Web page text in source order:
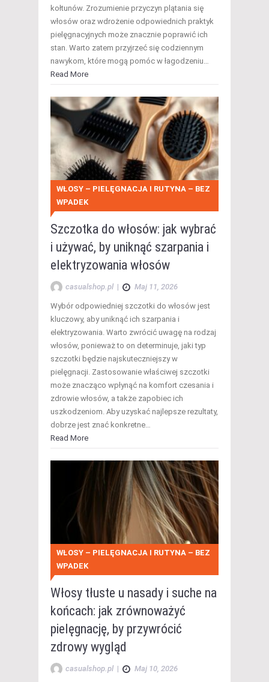
kołtunów. Zrozumienie przyczyn plątania się
włosów oraz wdrożenie odpowiednich praktyk
pielęgnacyjnych może znacznie poprawić ich
stan. Warto zatem przyjrzeć się codziennym
nawykom, które mogą pomóc w łagodzeniu…
Read More
WŁOSY – PIELĘGNACJA I RUTYNA – BEZ
WPADEK
Szczotka do włosów: jak wybrać
i używać, by uniknąć szarpania i
elektryzowania włosów
casualshop.pl | Maj 11, 2026
Wybór odpowiedniej szczotki do włosów jest
kluczowy, aby uniknąć ich szarpania i
elektryzowania. Warto zwrócić uwagę na rodzaj
włosów, ponieważ to on determinuje, jaki typ
szczotki będzie najskuteczniejszy w
pielęgnacji. Zastosowanie właściwej szczotki
może znacząco wpłynąć na komfort czesania i
zdrowie włosów, a także zapobiec ich
uszkodzeniom. Aby uzyskać najlepsze rezultaty,
dobrze jest znać konkretne…
Read More
WŁOSY – PIELĘGNACJA I RUTYNA – BEZ
WPADEK
Włosy tłuste u nasady i suche na
końcach: jak zrównoważyć
pielęgnację, by przywrócić
zdrowy wygląd
casualshop.pl | Maj 10, 2026